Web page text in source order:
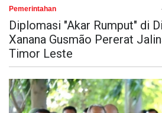
Pemerintahan
Diplomasi "Akar Rumput" di
Xanana Gusmão Pererat
Timor Leste